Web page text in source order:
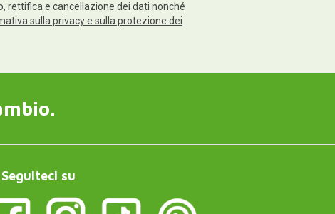
rettifica e cancellazione dei dati nonché
sulla privacy e sulla protezione dei
Seguiteci su